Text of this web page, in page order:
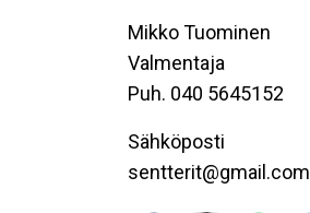
Mikko Tuominen
Valmentaja
Puh. 040 5645152
Sähköposti
sentterit@gmail.com